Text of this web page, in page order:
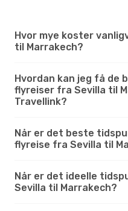
Hvor mye koster
til Marrakech?
Hvordan kan jeg få de
flyreiser fra Sevilla til
Travellink?
Når er det beste
flyreise fra Sevilla til
Når er det ideelle
Sevilla til Marrakech?